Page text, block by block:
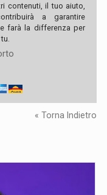
contenuti, il tuo aiuto,
a garantire
farà la differenza per
« Torna Indietro